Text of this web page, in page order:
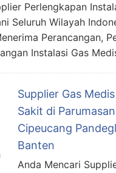
Perlengkapan
Seluruh Wilayah
Perancangan,
Instalasi Gas
Supplier Gas
Sakit di Parumasan
Cipeucang
Banten
Anda Mencari